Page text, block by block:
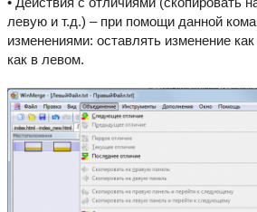
левую и т.д.) – при помощи данной
изменениями: оставлять изменение
как в левом.